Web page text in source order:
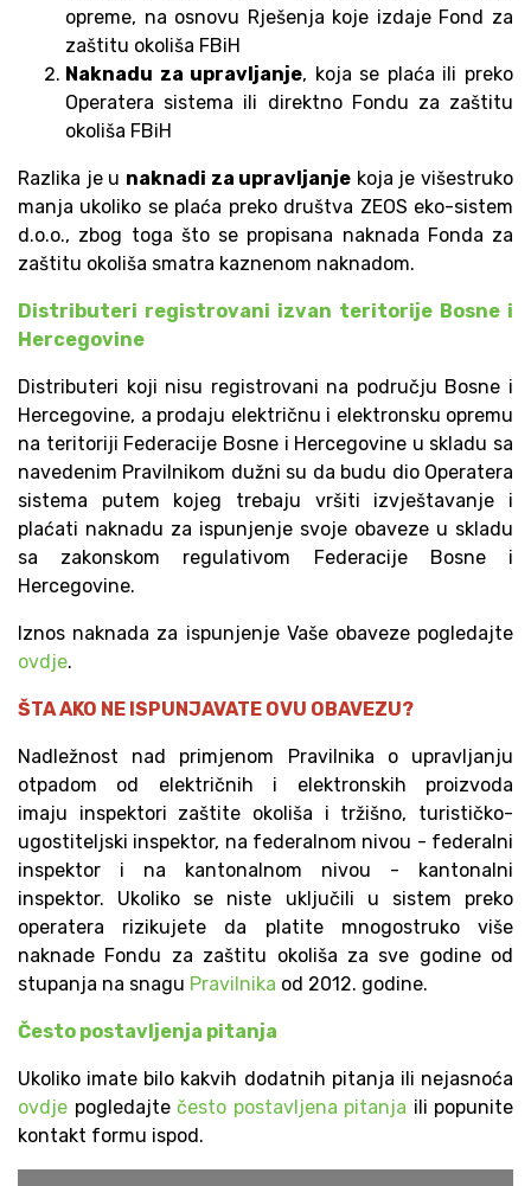
opreme, na osnovu Rješenja koje izdaje Fond za
zaštitu okoliša FBiH
Naknadu za upravljanje, koja se plaća ili preko
Operatera sistema ili direktno Fondu za zaštitu
okoliša FBiH
Razlika je u naknadi za upravljanje koja je višestruko
manja ukoliko se plaća preko društva ZEOS eko-sistem
d.o.o., zbog toga što se propisana naknada Fonda za
zaštitu okoliša smatra kaznenom naknadom.
Distributeri registrovani izvan teritorije Bosne i
Hercegovine
Distributeri koji nisu registrovani na području Bosne i
Hercegovine, a prodaju električnu i elektronsku opremu
na teritoriji Federacije Bosne i Hercegovine u skladu sa
navedenim Pravilnikom dužni su da budu dio Operatera
sistema putem kojeg trebaju vršiti izvještavanje i
plaćati naknadu za ispunjenje svoje obaveze u skladu
sa zakonskom regulativom Federacije Bosne i
Hercegovine.
Iznos naknada za ispunjenje Vaše obaveze pogledajte
ovdje.
ŠTA AKO NE ISPUNJAVATE OVU OBAVEZU?
Nadležnost nad primjenom Pravilnika o upravljanju
otpadom od električnih i elektronskih proizvoda
imaju inspektori zaštite okoliša i tržišno, turističko-
ugostiteljski inspektor, na federalnom nivou - federalni
inspektor i na kantonalnom nivou - kantonalni
inspektor. Ukoliko se niste uključili u sistem preko
operatera rizikujete da platite mnogostruko više
naknade Fondu za zaštitu okoliša za sve godine od
stupanja na snagu Pravilnika od 2012. godine.
Često postavljenja pitanja
Ukoliko imate bilo kakvih dodatnih pitanja ili nejasnoća
ovdje pogledajte često postavljena pitanja ili popunite
kontakt formu ispod.